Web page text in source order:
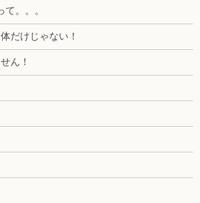
。。。
だけじゃない！
ん！